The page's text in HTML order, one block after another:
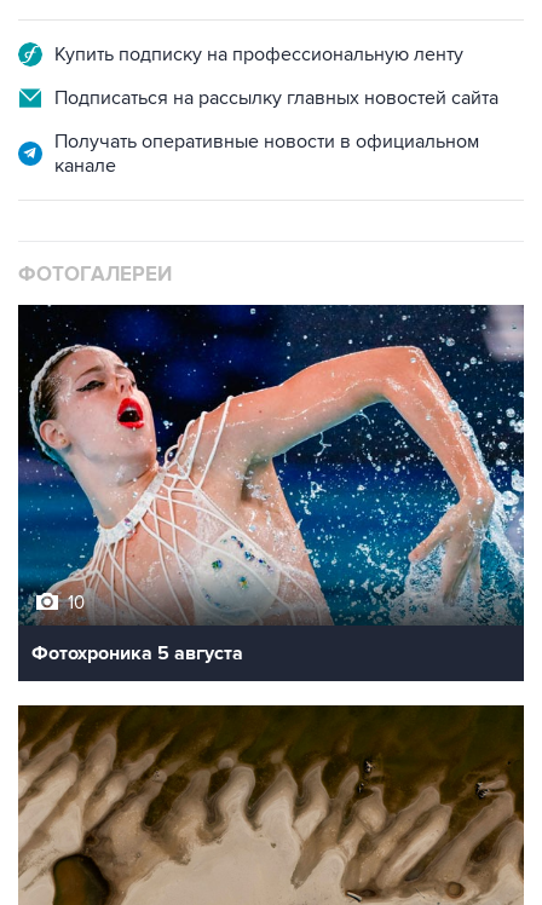
Купить подписку на профессиональную ленту
Подписаться на рассылку главных новостей сайта
Получать оперативные новости в официальном
канале
ФОТОГАЛЕРЕИ
10
Фотохроника 5 августа